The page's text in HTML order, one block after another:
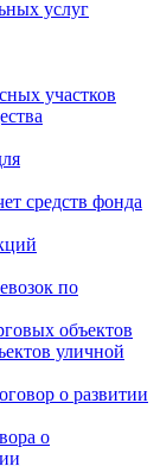
услуг
участков
средств фонда
по
объектов
уличной
о развитии
о